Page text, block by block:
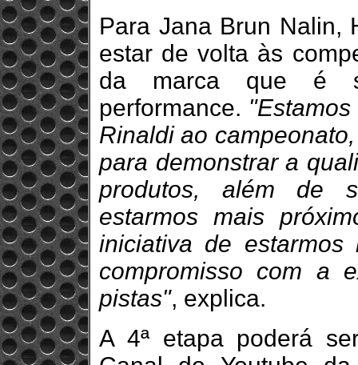
Para Jana Brun Nalin,
estar de volta às
da marca que é
performance.
Rinaldi ao
para demonstrar a
produtos, além de
estarmos mais
iniciativa de
compromisso com a
pistas", explica.
A 4ª etapa poderá